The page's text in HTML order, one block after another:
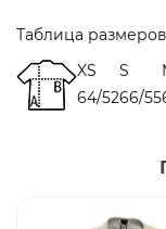
Таблица
XS
S
64/5266/55